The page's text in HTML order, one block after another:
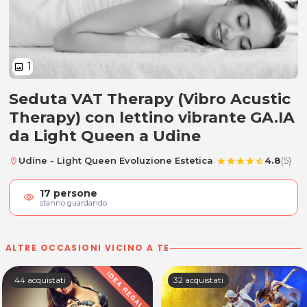
image 1
Trattamento terapia
Seduta VAT Therapy (Vibro Acustic
Therapy) con lettino vibrante GA.IA
da Light Queen a Udine
location_on Udine - Light Queen Evoluzione Estetica starstarstarstarstar_half4.8(5)
visibility 17 persone
stanno guardando
ALTRE OCCASIONI VICINO A TE
44 acquistati 32 acquistati